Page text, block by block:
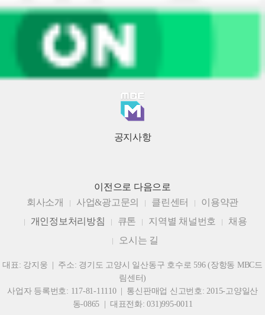
공지사항
이전으로 다음으로
회사소개
사업&광고문의 클린센터
이용약관
개인정보처리방침
큐톤 지역별 채널번호
채용
오시는 길
대표: 강지웅 | 주소: 경기도 고양시 일산동구 호수로 596 (장항동 MBC드
림센터)
사업자 등록번호: 117-81-11110 | 통신판매업 신고번호: 2015-고양일산
동-0865 | 대표전화: 031)995-0011